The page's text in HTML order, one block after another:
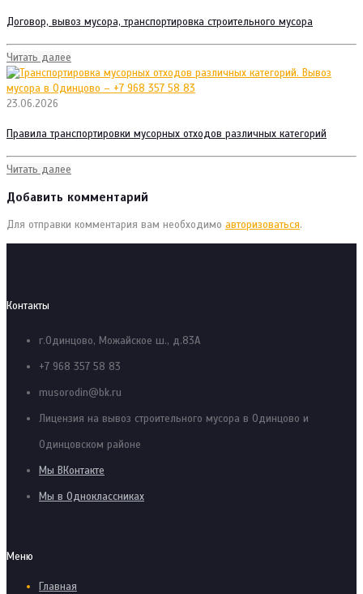
Договор, вывоз мусора, транспортировка строительного мусора
Читать далее
23.06.2026
Правила транспортировки мусорных отходов различных категорий
Читать далее
Добавить комментарий
Для отправки комментария вам необходимо авторизоваться.
Контакты
г.Одинцово, Можайское ш., д.83А
+7 968 357 58 83
musorodin@bk.ru
Лицензия на вывоз строительного мусора в Одинцово и
Одинцовском районе
Мы ВКонтакте
Мы в Одноклассниках
Меню
Главная